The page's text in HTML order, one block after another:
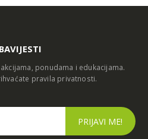
ponudama i edukacijama.
pravila privatnosti.